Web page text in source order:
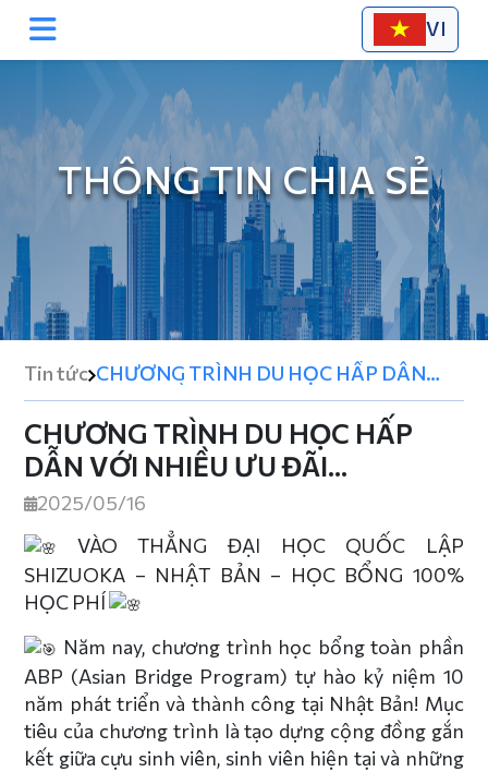
VI
THÔNG TIN CHIA SẺ
Tin tức CHƯƠNG TRÌNH DU HỌC HẤP DẪN
VỚI NHIỀU ƯU ĐÃI…
CHƯƠNG TRÌNH DU HỌC HẤP
DẪN VỚI NHIỀU ƯU ĐÃI…
2025/05/16
VÀO THẲNG ĐẠI HỌC QUỐC LẬP
SHIZUOKA – NHẬT BẢN – HỌC BỔNG 100%
HỌC PHÍ
Năm nay, chương trình học bổng toàn phần
ABP (Asian Bridge Program) tự hào kỷ niệm 10
năm phát triển và thành công tại Nhật Bản! Mục
tiêu của chương trình là tạo dựng cộng đồng gắn
kết giữa cựu sinh viên, sinh viên hiện tại và những